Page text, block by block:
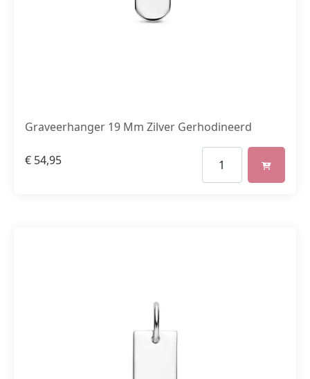
Graveerhanger 19 Mm Zilver Gerhodineerd
€ 54,95